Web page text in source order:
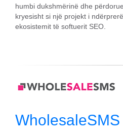
humbi dukshmërinë dhe
kryesisht si një projekt i
ekosistemit të softuerit SEO.
WholesaleSMS